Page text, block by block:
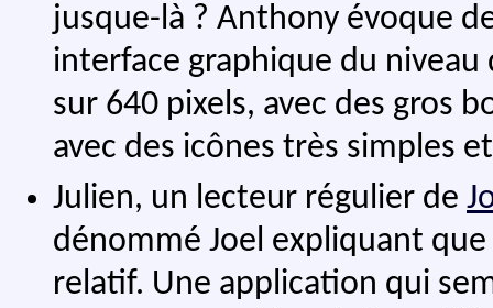
jusque-là ? Anthony évoque
interface graphique du niveau
sur 640 pixels, avec des gros
avec des icônes très simples
Julien, un lecteur régulier de
dénommé Joel expliquant
relatif. Une application qui